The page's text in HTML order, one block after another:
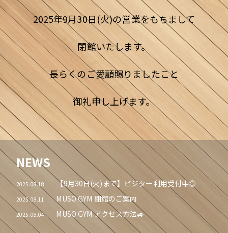
2025年9月30日(火)の営業をもちまして
閉館いたします。
長らくのご愛顧賜りましたこと
御礼申し上げます。
NEWS
2025.08.18 【9月30日(火)まで】ビジター利用受付中◎
2025.08.11 MUSO GYM 閉館のご案内
2025.08.04 MUSO GYM アクセス方法🚙